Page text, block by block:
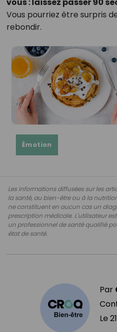
vous : laissez passer 90
Vous pourriez être surpris
rebondir.
Émotion
Les informations diffusées sur les
la santé, au bien-être ou à la
ne constituent en aucun cas un
prescription médicale. L'utilisateur
un professionnel de santé qualifié
état de santé.
Par
Le